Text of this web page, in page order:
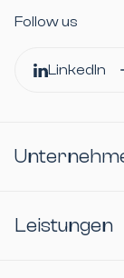
Follow us
LinkedIn
Leistungen